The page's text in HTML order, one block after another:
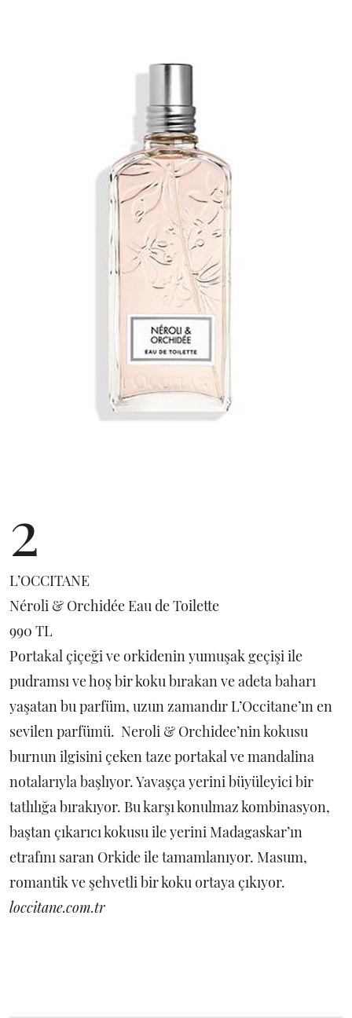
2
L’OCCITANE
Néroli & Orchidée Eau de Toilette
990 TL
Portakal çiçeği ve orkidenin yumuşak geçişi ile
pudramsı ve hoş bir koku bırakan ve adeta baharı
yaşatan bu parfüm, uzun zamandır L’Occitane’ın en
sevilen parfümü. Neroli & Orchidee’nin kokusu
burnun ilgisini çeken taze portakal ve mandalina
notalarıyla başlıyor. Yavaşça yerini büyüleyici bir
tatlılığa bırakıyor. Bu karşı konulmaz kombinasyon,
baştan çıkarıcı kokusu ile yerini Madagaskar’ın
etrafını saran Orkide ile tamamlanıyor. Masum,
romantik ve şehvetli bir koku ortaya çıkıyor.
loccitane.com.tr